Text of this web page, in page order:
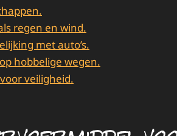
regen en wind.
met auto’s.
hobbelige wegen.
veiligheid.